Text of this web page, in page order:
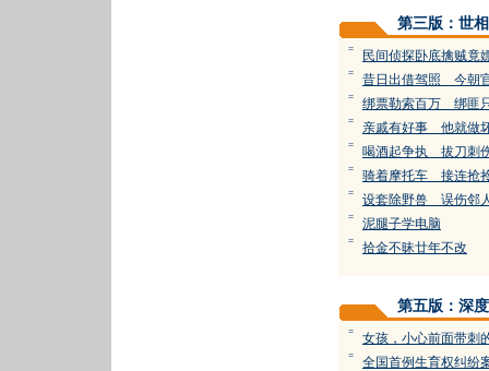
第三版：世相
= 民间侦探卧底擒贼竟
= 昔日出借驾照 今朝
= 绑票勒索百万 绑匪
= 亲戚有好事 他就做
= 喝酒起争执 拔刀刺
= 骑着摩托车 接连抢
= 设套除野兽 误伤邻
= 泥腿子学电脑
= 拾金不昧廿年不改
第五版：深度
= 女孩，小心前面带刺
= 全国首例生育权纠纷